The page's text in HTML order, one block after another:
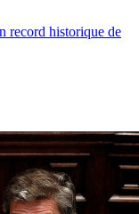
record historique de